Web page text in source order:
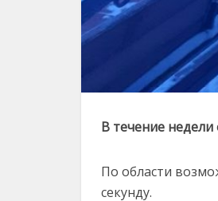
В течение
По области
секунду.